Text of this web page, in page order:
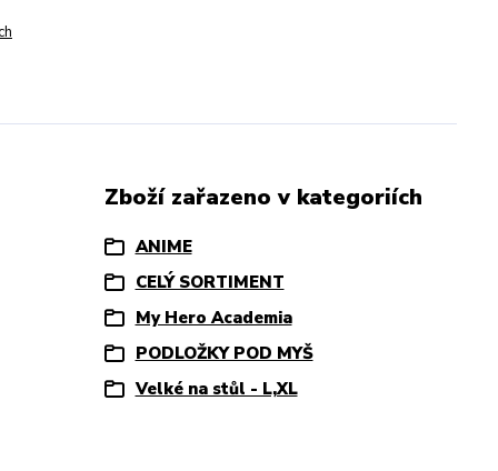
Zboží zařazeno v kategoriích
ANIME
CELÝ SORTIMENT
My Hero Academia
PODLOŽKY POD MYŠ
Velké na stůl - L,XL